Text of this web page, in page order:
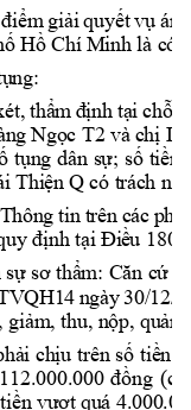
điểm giải quyết vụ án
Hồ Chí Minh là có
thẩm định tại chỗ
Ngọc T2 và chị
tụng dân sự; số tiền
Thiện Q có trách
Thông tin trên các
định tại Điều 180
sự sơ thẩm: Căn cứ
ngày 30/12/
giảm, thu, nộp, quản
chịu trên số tiền
112.000.000 đồng
vượt quá 4.000.